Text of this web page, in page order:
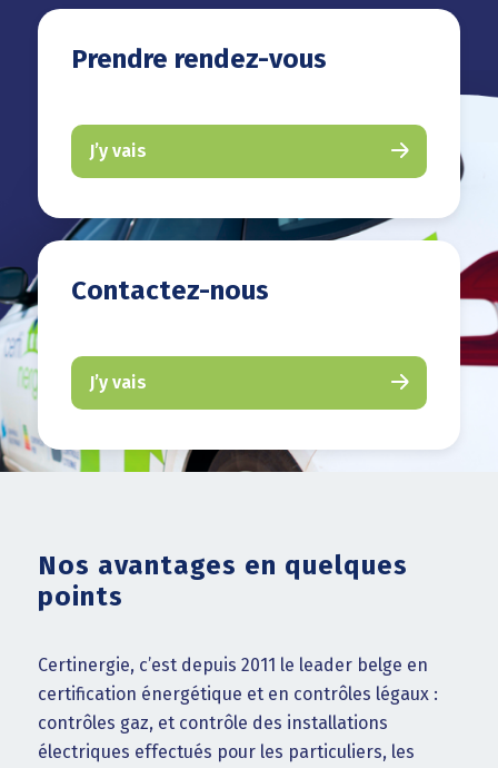
Prendre rendez-vous
J’y vais
Contactez-nous
J’y vais
Nos avantages en quelques
points
Certinergie, c’est depuis 2011 le leader belge en
certification énergétique et en contrôles légaux :
contrôles gaz, et contrôle des installations
électriques effectués pour les particuliers, les